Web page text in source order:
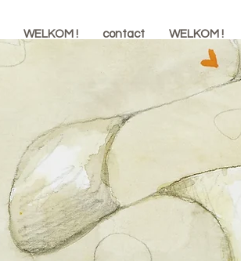
WELKOM ! contact WELKOM !